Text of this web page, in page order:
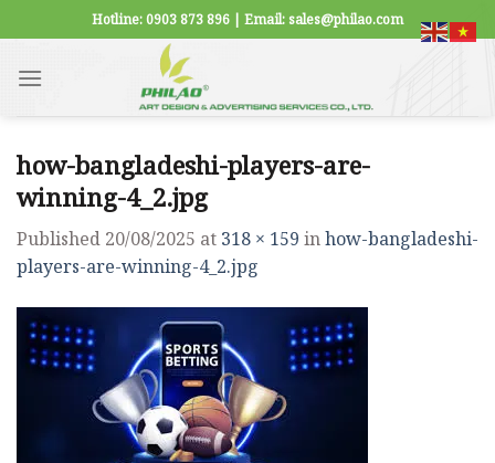
to
content
Hotline: 0903 873 896 | Email: sales@philao.com
how-bangladeshi-players-are-
winning-4_2.jpg
Published 20/08/2025 at 318 × 159 inhow-bangladeshi-
players-are-winning-4_2.jpg